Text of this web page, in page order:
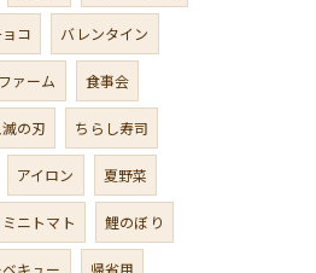
コ バレンタイン
ァーム 食事会
の刃 ちらし寿司
アイロン 夏野菜
ミニトマト 鯉のぼり
キュー 帰省用